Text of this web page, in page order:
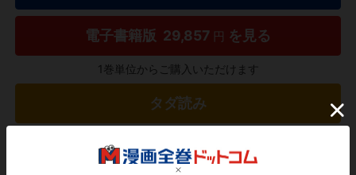
電子書籍版 29,857 円 を見る
1巻単位からご購入いただけます
タダ読み
欲しいリストに追加する